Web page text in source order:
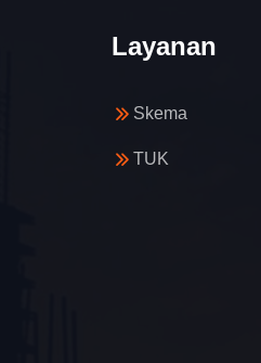
Layanan
Skema
TUK